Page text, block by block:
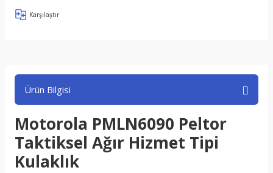
Karşılaştır
Ürün Bilgisi
Motorola PMLN6090 Peltor
Taktiksel Ağır Hizmet Tipi
Kulaklık